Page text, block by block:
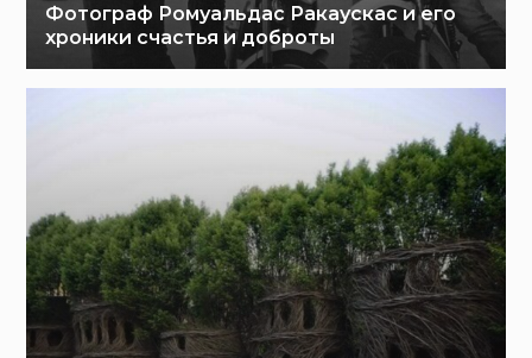
Фотограф Ромуальдас Ракаускас и его
хроники счастья и доброты